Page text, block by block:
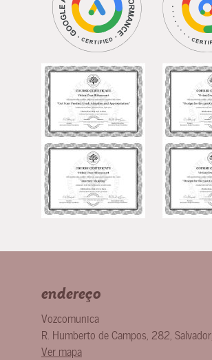
endereço
Vozcomunica
R. Humberto de Campos, 282 Salvador
Ver mapa